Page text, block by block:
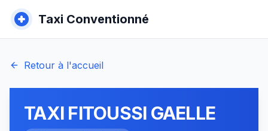
Taxi Conventionné
Retour à l'accueil
TAXI FITOUSSI GAELLE